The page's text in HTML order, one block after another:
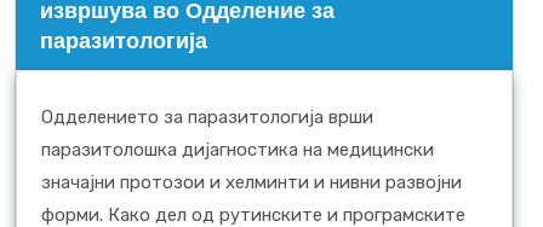
извршува во Одделение за
паразитологија
Одделението за паразитологија врши
паразитолошка дијагностика на медицински
значајни протозои и хелминти и нивни развојни
форми. Како дел од рутинските и програмските